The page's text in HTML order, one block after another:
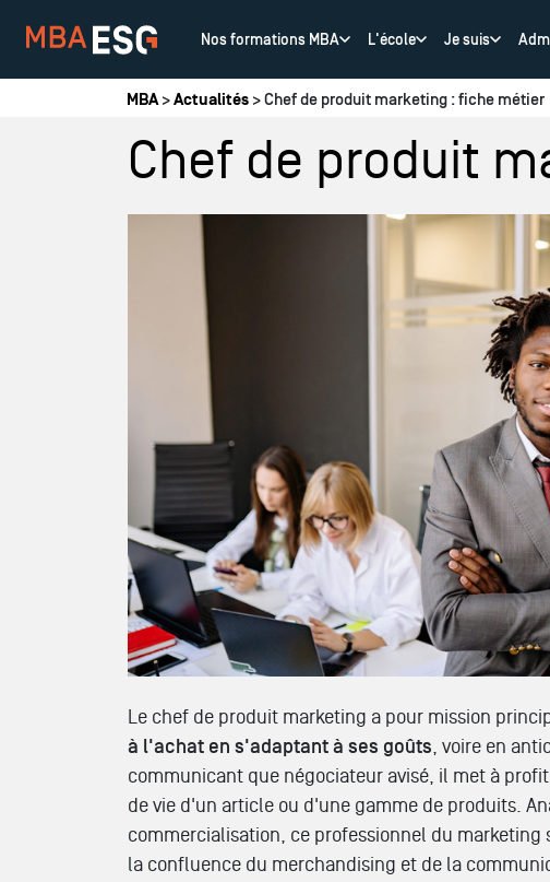
Vous êtes ici
MBA>Actualités > Chef de produit marketing : fiche métier
Chef de produit
Le chef de produit marketing a pour mission
à l'achat en s'adaptant à ses goûts, voire en
communicant que négociateur avisé, il met à
de vie d'un article ou d'une gamme de produits.
commercialisation, ce professionnel du marketing
la confluence du merchandising et de la
Nos formations MBA L'école Je suis